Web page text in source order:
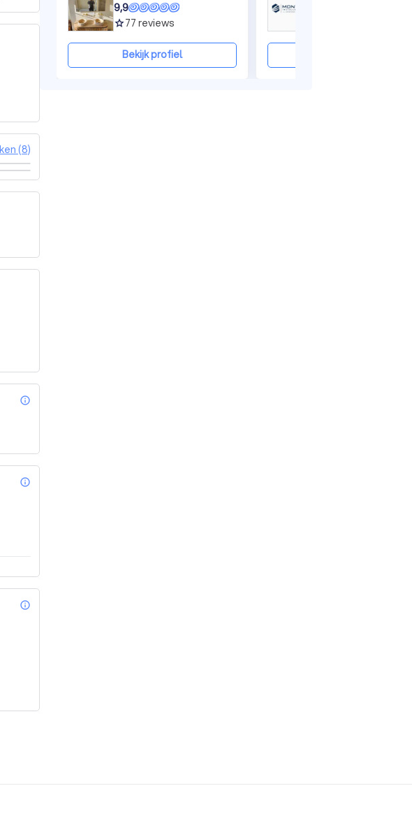
en
(8)
info_outline
info_outline
info_outline
9,9
grade77 reviews
Bekijk profiel